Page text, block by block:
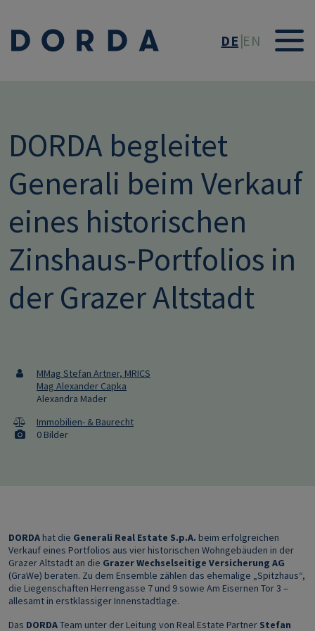
DE EN
DORDA begleitet
Generali beim Verkauf
eines historischen
Zinshaus-Portfolios in
der Grazer Altstadt
MMag Stefan Artner, MRICS
Mag Alexander Capka
Alexandra Mader
Immobilien- & Baurecht
0 Bilder
DORDA hat die Generali Real Estate S.p.A. beim erfolgreichen
Verkauf eines Portfolios aus vier historischen Wohngebäuden in der
Grazer Altstadt an die Grazer Wechselseitige Versicherung AG
(GraWe) beraten. Zu dem Ensemble zählen das ehemalige „Spitzhaus“,
die Liegenschaften Herrengasse 7 und 9 sowie Am Eisernen Tor 3 –
allesamt in erstklassiger Innenstadtlage.
Das DORDATeam unter der Leitung von Real Estate Partner Stefan